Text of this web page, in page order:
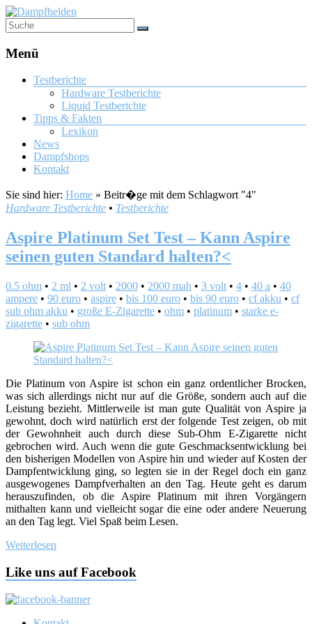
Menü
Testberichte
Hardware Testberichte
Liquid Testberichte
Tipps & Fakten
Lexikon
News
Dampfshops
Kontakt
Sie sind hier: Home » Beitr�ge mit dem Schlagwort "4"
Hardware Testberichte • Testberichte
Aspire Platinum Set Test – Kann Aspire
seinen guten Standard halten?<
0.5 ohm • 2 ml • 2 volt • 2000 • 2000 mah • 3 volt • 4 • 40 a • 40
ampere • 90 euro • aspire • bis 100 euro • bis 90 euro • cf akku • cf
sub ohm akku • große E-Zigarette • ohm • platinum • starke e-
zigarette • sub ohm
Die Platinum von Aspire ist schon ein ganz ordentlicher Brocken,
was sich allerdings nicht nur auf die Größe, sondern auch auf die
Leistung bezieht. Mittlerweile ist man gute Qualität von Aspire ja
gewohnt, doch wird natürlich erst der folgende Test zeigen, ob mit
der Gewohnheit auch durch diese Sub-Ohm E-Zigarette nicht
gebrochen wird. Auch wenn die gute Geschmacksentwicklung bei
den bisherigen Modellen von Aspire hin und wieder auf Kosten der
Dampfentwicklung ging, so legten sie in der Regel doch ein ganz
ausgewogenes Dampfverhalten an den Tag. Heute geht es darum
herauszufinden, ob die Aspire Platinum mit ihren Vorgängern
mithalten kann und vielleicht sogar die eine oder andere Neuerung
an den Tag legt. Viel Spaß beim Lesen.
Weiterlesen
Like uns auf Facebook